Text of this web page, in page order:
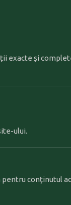
exacte și
ului.
pentru conținutul